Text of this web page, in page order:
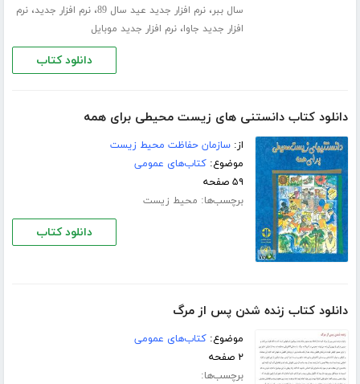
سال ببر،نرم افزار جدید عید سال 89 ،نرم افزار جدید،نرم
افزار جدید جاوا،نرم افزار جدید موبایل
دانلود کتاب
دانلود کتاب دانستنی های زیست محیطی برای همه
از:سازمان حفاظت محیط زیست
موضوع:کتاب‌های عمومی
۵۹ صفحه
برچسب‌ها: محیط زیست
دانلود کتاب
دانلود کتاب زنده شدن پس از مرگ
موضوع:کتاب‌های عمومی
۲ صفحه
برچسب‌ها: